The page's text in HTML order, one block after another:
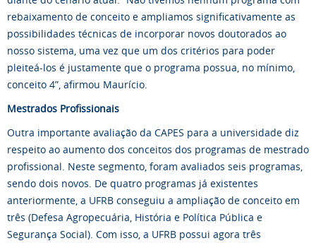
rebaixamento de conceito e ampliamos significativamente as
possibilidades técnicas de incorporar novos doutorados ao
nosso sistema, uma vez que um dos critérios para poder
pleiteá-los é justamente que o programa possua, no mínimo,
conceito 4”, afirmou Maurício.
Mestrados Profissionais
Outra importante avaliação da CAPES para a universidade diz
respeito ao aumento dos conceitos dos programas de mestrado
profissional. Neste segmento, foram avaliados seis programas,
sendo dois novos. De quatro programas já existentes
anteriormente, a UFRB conseguiu a ampliação de conceito em
três (Defesa Agropecuária, História e Política Pública e
Segurança Social). Com isso, a UFRB possui agora três